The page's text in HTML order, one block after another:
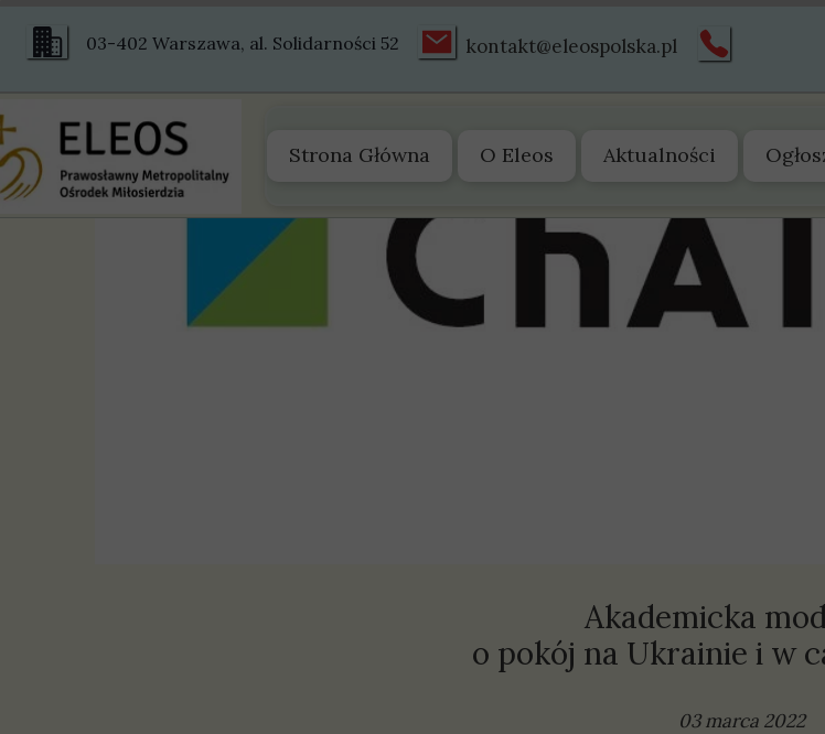
Strona Główna O Eleos Aktualności
kontakt@eleospolska.pl
03-402 Warszawa, al. Solidarności 52
Akademicka
o pokój na Ukrainie i w
03 marca 2022